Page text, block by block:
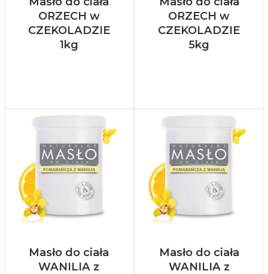
ORZECH w
CZEKOLADZIE
1kg
ORZECH w
CZEKOLADZIE
5kg
Masło do ciała
WANILIA z
Masło do ciała
WANILIA z